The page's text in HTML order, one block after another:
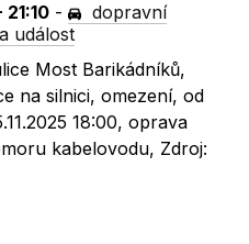
-
dopravní
událost
Most Barikádníků,
na silnici, omezení, od
18:00, oprava
kabelovodu, Zdroj: